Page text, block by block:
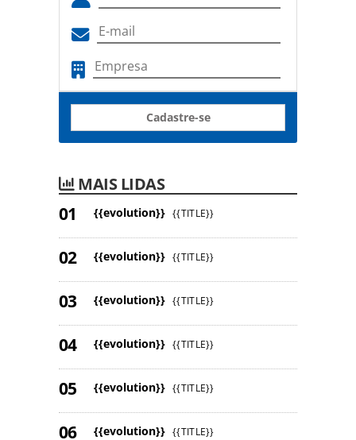
Cadastre-se
MAIS LIDAS
{{evolution}} {{TITLE}}
{{evolution}} {{TITLE}}
{{evolution}} {{TITLE}}
{{evolution}} {{TITLE}}
{{evolution}} {{TITLE}}
{{evolution}} {{TITLE}}